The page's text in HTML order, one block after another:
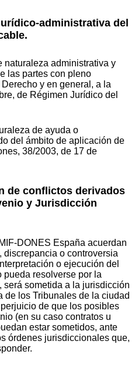
administrativa del
naturaleza administrativa y
las partes con pleno
y en general, a la
de Régimen Jurídico del
de ayuda o
del ámbito de aplicación de
38/2003, de 17 de
de conflictos derivados
y Jurisdicción
DONES España acuerdan
o controversia
o ejecución del
pueda resolverse por la
sometida a la jurisdicción
de los Tribunales de la ciudad
de que los posibles
(en su caso contratos u
estar sometidos, ante
órdenes jurisdiccionales que,